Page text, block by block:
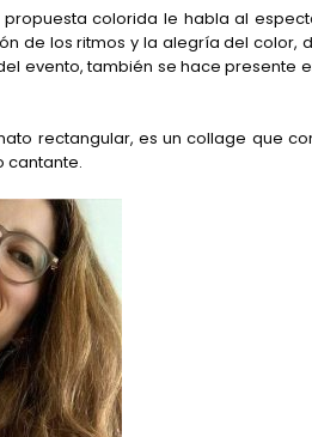
colorida le habla al
de los ritmos y la alegría del color,
evento, también se hace presente
rectangular, es un collage que
cantante.